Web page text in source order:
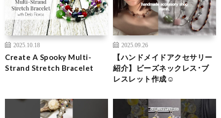
2025.10.18
Create A Spooky Multi-
Strand Stretch Bracelet
2025.09.26
【ハンドメイドアクセサリー
紹介】ビーズネックレス･ブ
レスレット作成☺︎